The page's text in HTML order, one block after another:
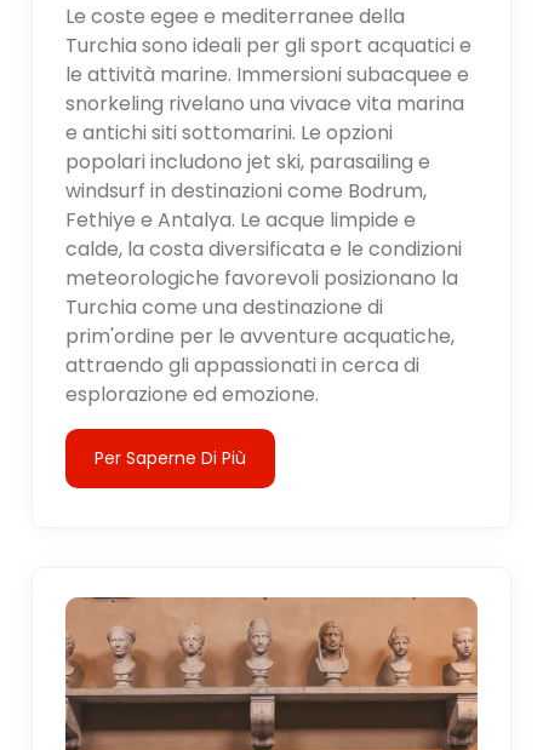
Le coste egee e mediterranee della
Turchia sono ideali per gli sport acquatici e
le attività marine. Immersioni subacquee e
snorkeling rivelano una vivace vita marina
e antichi siti sottomarini. Le opzioni
popolari includono jet ski, parasailing e
windsurf in destinazioni come Bodrum,
Fethiye e Antalya. Le acque limpide e
calde, la costa diversificata e le condizioni
meteorologiche favorevoli posizionano la
Turchia come una destinazione di
prim'ordine per le avventure acquatiche,
attraendo gli appassionati in cerca di
esplorazione ed emozione.
Per Saperne Di Più